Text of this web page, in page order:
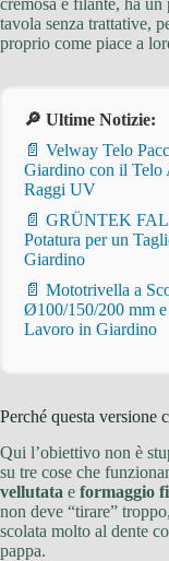
cremosa e filante, ha
tavola senza trattative,
proprio come piace a
🔎 Ultime Notizie:
📄 Velway Telo
Giardino con il Telo
Raggi UV
📄 GRÜNTEK
Potatura per un
Giardino
📄 Mototrivella a
Ø100/150/200 mm e
Lavoro in Giardino
Perché questa versione
Qui l’obiettivo non è
su tre cose che
vellutata e formaggio
non deve “tirare”
scolata molto al dente
pappa.